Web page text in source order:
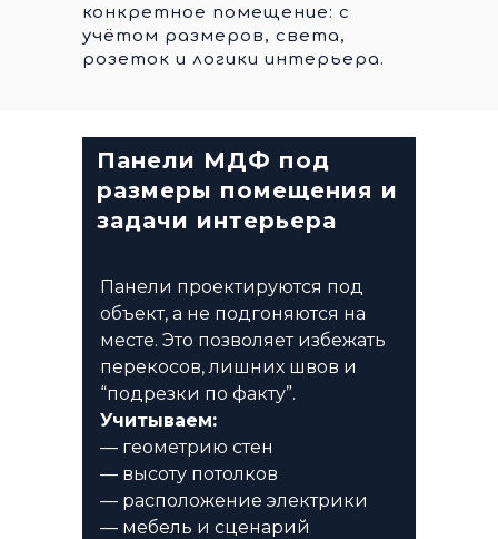
конкретное помещение: с
учётом размеров, света,
розеток и логики интерьера.
Панели МДФ под
размеры помещения и
задачи интерьера
Панели проектируются под
объект, а не подгоняются на
месте. Это позволяет избежать
перекосов, лишних швов и
“подрезки по факту”.
Учитываем:
— геометрию стен
— высоту потолков
— расположение электрики
— мебель и сценарий